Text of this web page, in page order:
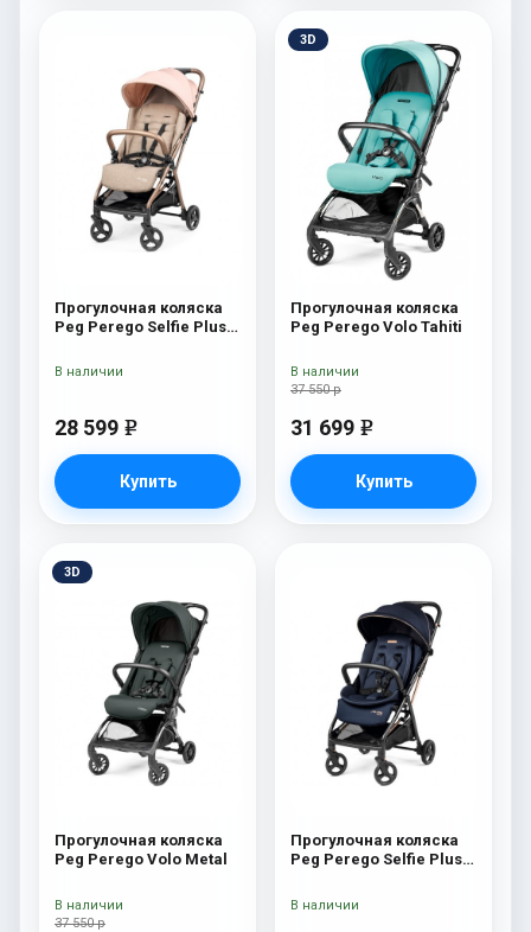
Прогулочная коляска
Peg Perego Selfie Plus
28 599 e
Купить
В наличии
3D
Прогулочная коляска
Peg Perego Volo Tahiti
37 550 р
31 699 e
Купить
В наличии
3D
Прогулочная коляска
Peg Perego Volo Metal
37 550 р
В наличии
Прогулочная коляска
Peg Perego Selfie Plus
В наличии